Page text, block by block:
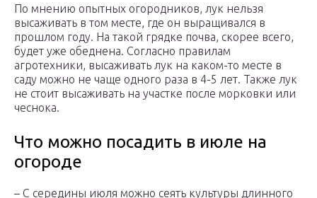
По мнению опытных огородников, лук нельзя
высаживать в том месте, где он выращивался в
прошлом году. На такой грядке почва, скорее всего,
будет уже обеднена. Согласно правилам
агротехники, высаживать лук на каком-то месте в
саду можно не чаще одного раза в 4-5 лет. Также лук
не стоит высаживать на участке после морковки или
чеснока.
Что можно посадить в июле на
огороде
– С середины июля можно сеять культуры длинного